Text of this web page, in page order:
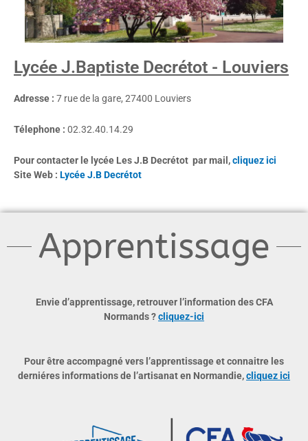
Lycée J.Baptiste Decrétot - Louviers
Adresse : 7 rue de la gare, 27400 Louviers
Télephone : 02.32.40.14.29
Pour contacter le lycée Les J.B Decrétot par mail,cliquez ici
Site Web : Lycée J.B Decrétot
Apprentissage
Envie d’apprentissage, retrouver l’information des CFA
Normands ?cliquez-ici
Pour être accompagné vers l’apprentissage et connaitre les
derniéres informations de l’artisanat en Normandie,cliquez ici